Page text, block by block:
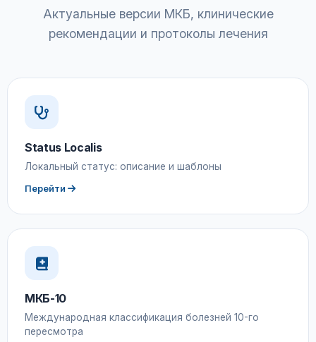
Актуальные версии МКБ, клинические
рекомендации и протоколы лечения
Status Localis
Локальный статус: описание и шаблоны
Перейти
МКБ-10
Международная классификация болезней 10-го
пересмотра